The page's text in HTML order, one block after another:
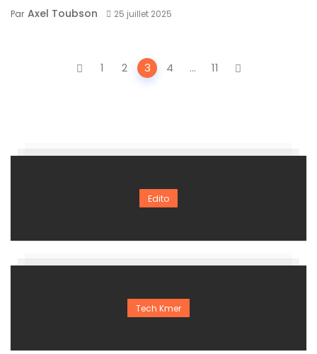
Par Axel Toubson 25 juillet 2025
1 2 3 4 ... 11
Edito
Tech Kmer